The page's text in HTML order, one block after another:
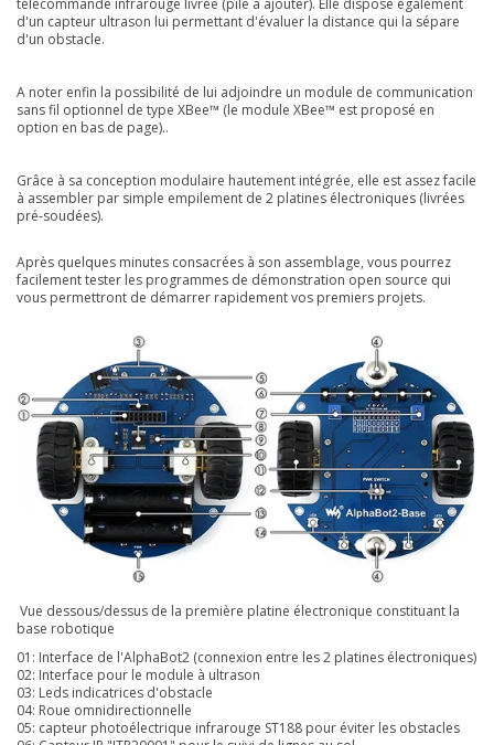
télécommande infrarouge livrée (pile à ajouter). Elle dispose également
d'un capteur ultrason lui permettant d'évaluer la distance qui la sépare
d'un obstacle.
A noter enfin la possibilité de lui adjoindre un module de communication
sans fil optionnel de type XBee™ (le module XBee™ est proposé en
option en bas de page)..
Grâce à sa conception modulaire hautement intégrée, elle est assez facile
à assembler par simple empilement de 2 platines électroniques (livrées
pré-soudées).
Après quelques minutes consacrées à son assemblage, vous pourrez
facilement tester les programmes de démonstration open source qui
vous permettront de démarrer rapidement vos premiers projets.
Vue dessous/dessus de la première platine électronique constituant la
base robotique
01: Interface de l'AlphaBot2 (connexion entre les 2 platines électroniques)
02: Interface pour le module à ultrason
03: Leds indicatrices d'obstacle
04: Roue omnidirectionnelle
05: capteur photoélectrique infrarouge ST188 pour éviter les obstacles